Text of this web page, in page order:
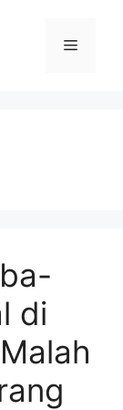
Menu
di